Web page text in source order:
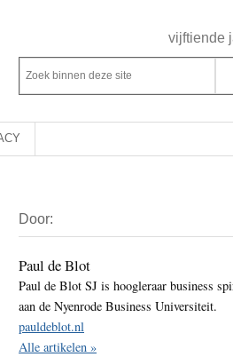
Rechts
vijftiende
Z
o
e
k
d
e
z
e
s
i
Z
o
k
b
n
n
e
z
Sidebar
Door:
Paul de Blot
Paul de Blot SJ is hoogleraar business
aan de Nyenrode Business Universiteit.
pauldeblot.nl
Alle artikelen »